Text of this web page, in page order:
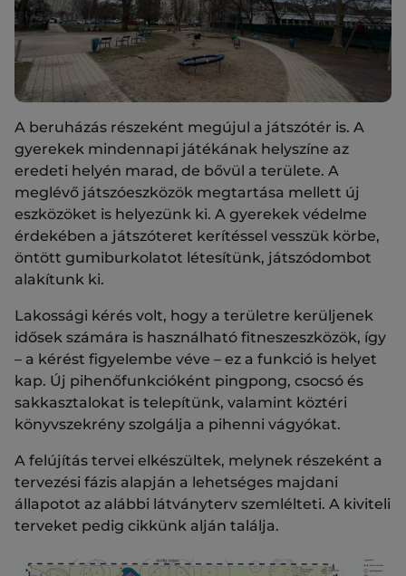
A beruházás részeként megújul a játszótér is. A
gyerekek mindennapi játékának helyszíne az
eredeti helyén marad, de bővül a területe. A
meglévő játszóeszközök megtartása mellett új
eszközöket is helyezünk ki. A gyerekek védelme
érdekében a játszóteret kerítéssel vesszük körbe,
öntött gumiburkolatot létesítünk, játszódombot
alakítunk ki.
Lakossági kérés volt, hogy a területre kerüljenek
idősek számára is használható fitneszeszközök, így
– a kérést figyelembe véve – ez a funkció is helyet
kap. Új pihenőfunkcióként pingpong, csocsó és
sakkasztalokat is telepítünk, valamint köztéri
könyvszekrény szolgálja a pihenni vágyókat.
A felújítás tervei elkészültek, melynek részeként a
tervezési fázis alapján a lehetséges majdani
állapotot az alábbi látványterv szemlélteti. A kiviteli
terveket pedig cikkünk alján találja.